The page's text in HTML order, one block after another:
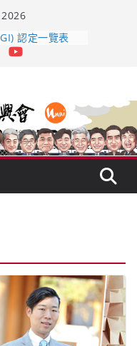
– 山形純米大
くどき上手
酒藏殺入股票
後的密碼